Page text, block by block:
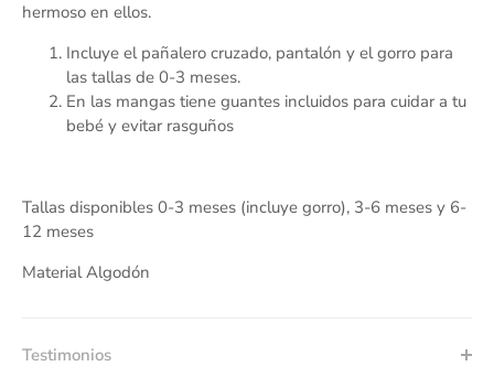
hermoso en ellos.
Incluye el pañalero cruzado, pantalón y el gorro para
las tallas de 0-3 meses.
En las mangas tiene guantes incluidos para cuidar a tu
bebé y evitar rasguños
Tallas disponibles 0-3 meses (incluye gorro), 3-6 meses y 6-
12 meses
Material Algodón
Testimonios